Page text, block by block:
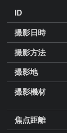
ID
撮影日時
撮影方法
撮影地
撮影機材
焦点距離